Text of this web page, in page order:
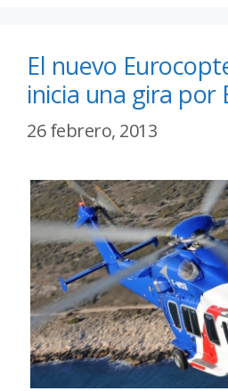
El nuevo
inicia una gira por
26 febrero, 2013